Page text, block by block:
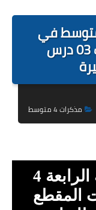
ابتدائي
ابتدائي
الابتدائي
السنة الرابعة 4 متوسط في
الرياضيات المقطع الثالث 03 درس
مذكرات 4 متوسط
تحميل مذكرات السنة الرابعة 4
المقطع